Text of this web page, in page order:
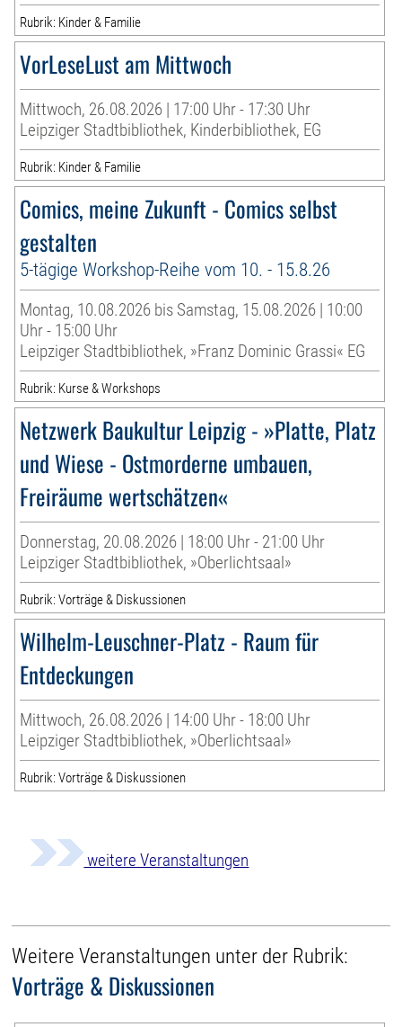
Rubrik: Kinder & Familie
VorLeseLust am Mittwoch
Mittwoch, 26.08.2026 | 17:00 Uhr - 17:30 Uhr
Leipziger Stadtbibliothek, Kinderbibliothek, EG
Rubrik: Kinder & Familie
Comics, meine Zukunft - Comics selbst
gestalten
5-tägige Workshop-Reihe vom 10. - 15.8.26
Montag, 10.08.2026 bis Samstag, 15.08.2026 | 10:00
Uhr - 15:00 Uhr
Leipziger Stadtbibliothek, »Franz Dominic Grassi« EG
Rubrik: Kurse & Workshops
Netzwerk Baukultur Leipzig - »Platte, Platz
und Wiese - Ostmorderne umbauen,
Freiräume wertschätzen«
Donnerstag, 20.08.2026 | 18:00 Uhr - 21:00 Uhr
Leipziger Stadtbibliothek, »Oberlichtsaal»
Rubrik: Vorträge & Diskussionen
Wilhelm-Leuschner-Platz - Raum für
Entdeckungen
Mittwoch, 26.08.2026 | 14:00 Uhr - 18:00 Uhr
Leipziger Stadtbibliothek, »Oberlichtsaal»
Rubrik: Vorträge & Diskussionen
weitere Veranstaltungen
Weitere Veranstaltungen unter der Rubrik:
Vorträge & Diskussionen